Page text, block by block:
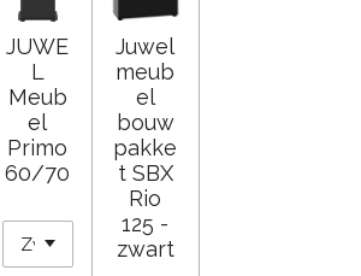
JUWE
L
Meub
el
Primo
60/70
Juwel
meub
el
bouw
pakke
t SBX
Rio
125 -
zwart